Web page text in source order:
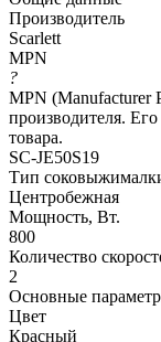
Производитель
Scarlett
MPN
?
MPN (Manufacturer
производителя.
товара.
SC-JE50S19
Тип
Центробежная
Мощность, Вт.
800
Количество
2
Основные
Цвет
Красный